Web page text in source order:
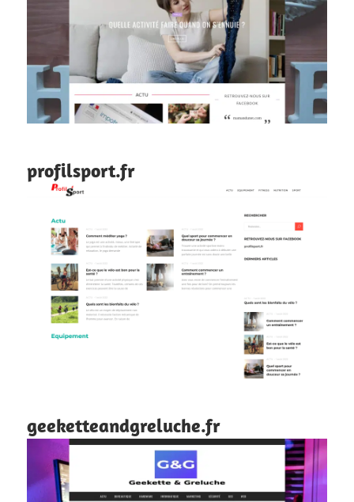
profilsport.fr
geeketteandgreluche.fr